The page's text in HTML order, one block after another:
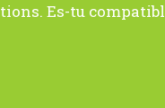
Es-tu